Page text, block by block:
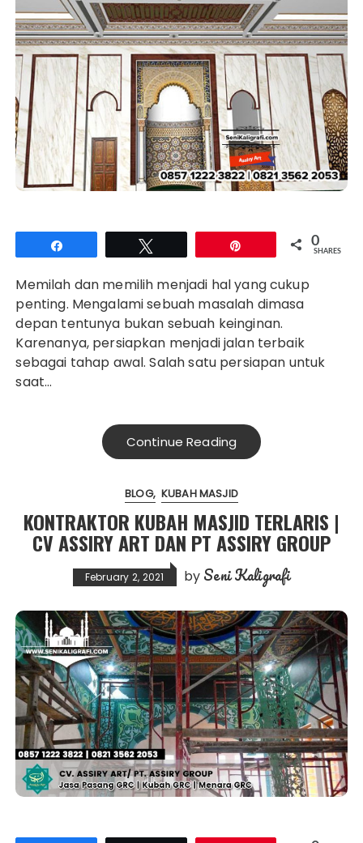
0
SHARES
Memilah dan memilih menjadi hal yang cukup
penting. Mengalami sebuah masalah dimasa
depan tentunya bukan sebuah keinginan.
Karenanya, persiapkan menjadi jalan terbaik
sebagai tahap awal. Salah satu persiapan untuk
saat…
Continue Reading
BLOG KUBAH MASJID
KONTRAKTOR KUBAH MASJID TERLARIS |
CV ASSIRY ART DAN PT ASSIRY GROUP
February 2, 2021 by Seni Kaligrafi